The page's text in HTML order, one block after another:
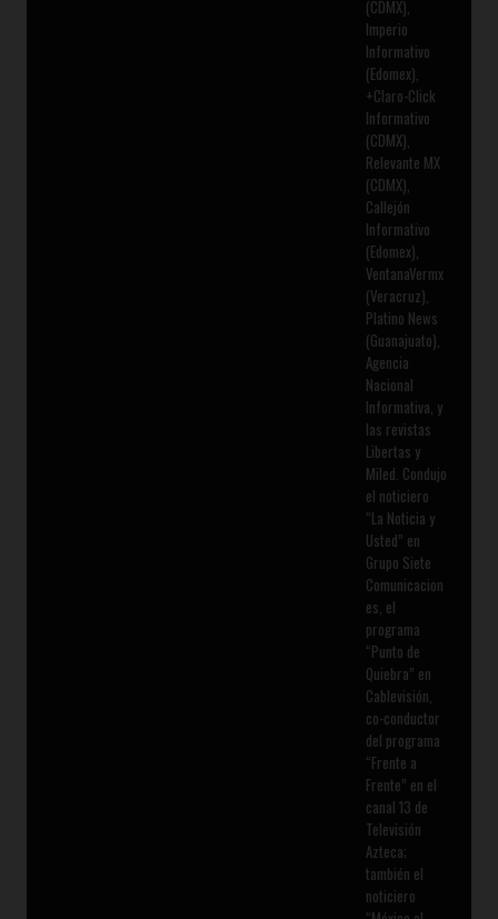
(CDMX),
Imperio
Informativo
(Edomex),
+Claro-Click
Informativo
(CDMX),
Relevante MX
(CDMX),
Callejón
Informativo
(Edomex),
VentanaVermx
(Veracruz),
Platino News
(Guanajuato),
Agencia
Nacional
Informativa, y
las revistas
Libertas y
Miled. Condujo
el noticiero
“La Noticia y
Usted” en
Grupo Siete
Comunicacion
es, el
programa
“Punto de
Quiebra” en
Cablevisión,
co-conductor
del programa
“Frente a
Frente” en el
canal 13 de
Televisión
Azteca;
también el
noticiero